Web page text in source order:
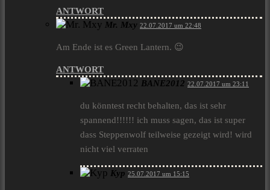
ANTWORT
Mr. Mxy 22.07.2017 um 22:48
Am Ende ist es Green Lantern. 😉
ANTWORT
BANE2012 22.07.2017 um 23:11
du könntest recht behalten, das ist sehr
spannend!!!!!! ich muss sagen, das ist super
dass Steppenwolf teilweise gezeigt wird! wird
nicht viel verraten
Kyp 25.07.2017 um 15:15